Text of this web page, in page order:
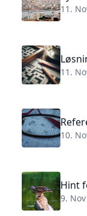
11.
11.
10.
Hint
9.